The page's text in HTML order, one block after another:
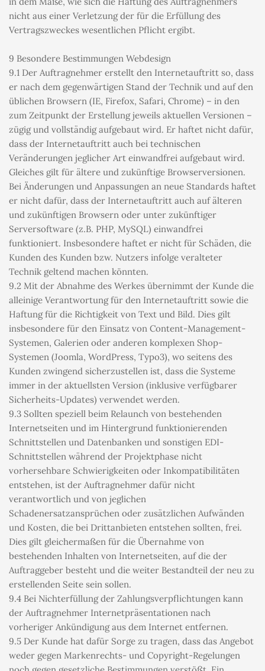
nicht aus einer Verletzung der für die Erfüllung des
Vertragszweckes wesentlichen Pflicht ergibt.
9 Besondere Bestimmungen Webdesign
9.1 Der Auftragnehmer erstellt den Internetauftritt so, dass
er nach dem gegenwärtigen Stand der Technik und auf den
üblichen Browsern (IE, Firefox, Safari, Chrome) – in den
zum Zeitpunkt der Erstellung jeweils aktuellen Versionen –
zügig und vollständig aufgebaut wird. Er haftet nicht dafür,
dass der Internetauftritt auch bei technischen
Veränderungen jeglicher Art einwandfrei aufgebaut wird.
Gleiches gilt für ältere und zukünftige Browserversionen.
Bei Änderungen und Anpassungen an neue Standards haftet
er nicht dafür, dass der Internetauftritt auch auf älteren
und zukünftigen Browsern oder unter zukünftiger
Serversoftware (z.B. PHP, MySQL) einwandfrei
funktioniert. Insbesondere haftet er nicht für Schäden, die
Kunden des Kunden bzw. Nutzers infolge veralteter
Technik geltend machen könnten.
9.2 Mit der Abnahme des Werkes übernimmt der Kunde die
alleinige Verantwortung für den Internetauftritt sowie die
Haftung für die Richtigkeit von Text und Bild. Dies gilt
insbesondere für den Einsatz von Content-Management-
Systemen, Galerien oder anderen komplexen Shop-
Systemen (Joomla, WordPress, Typo3), wo seitens des
Kunden zwingend sicherzustellen ist, dass die Systeme
immer in der aktuellsten Version (inklusive verfügbarer
Sicherheits-Updates) verwendet werden.
9.3 Sollten speziell beim Relaunch von bestehenden
Internetseiten und im Hintergrund funktionierenden
Schnittstellen und Datenbanken und sonstigen EDI-
Schnittstellen während der Projektphase nicht
vorhersehbare Schwierigkeiten oder Inkompatibilitäten
entstehen, ist der Auftragnehmer dafür nicht
verantwortlich und von jeglichen
Schadenersatzansprüchen oder zusätzlichen Aufwänden
und Kosten, die bei Drittanbieten entstehen sollten, frei.
Dies gilt gleichermaßen für die Übernahme von
bestehenden Inhalten von Internetseiten, auf die der
Auftraggeber besteht und die weiter Bestandteil der neu zu
erstellenden Seite sein sollen.
9.4 Bei Nichterfüllung der Zahlungsverpflichtungen kann
der Auftragnehmer Internetpräsentationen nach
vorheriger Ankündigung aus dem Internet entfernen.
9.5 Der Kunde hat dafür Sorge zu tragen, dass das Angebot
weder gegen Markenrechts- und Copyright-Regelungen